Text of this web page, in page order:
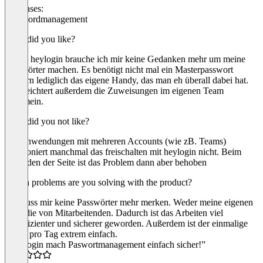
Use cases:
Passwordmanagement
What did you like?
Durch heylogin brauche ich mir keine Gedanken mehr um meine
Passwörter machen. Es benötigt nicht mal ein Masterpasswort
sondern lediglich das eigene Handy, das man eh überall dabei hat.
Es erleichtert außerdem die Zuweisungen im eigenen Team
ungemein.
What did you not like?
Bei Anwendungen mit mehreren Accounts (wie zB. Teams)
funktioniert manchmal das freischalten mit heylogin nicht. Beim
Neuladen der Seite ist das Problem dann aber behoben
Which problems are you solving with the product?
Ich muss mir keine Passwörter mehr merken. Weder meine eigenen
noch die von Mitarbeitenden. Dadurch ist das Arbeiten viel
zeiteffizienter und sicherer geworden. Außerdem ist der einmalige
Login pro Tag extrem einfach.
“Heylogin mach Paswortmanagement einfach sicher!”